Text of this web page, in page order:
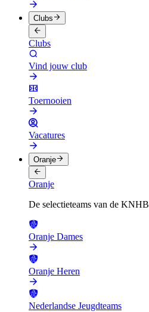
Clubs
Clubs
Vind jouw club
Toernooien
Vacatures
Oranje
Oranje
De selectieteams van de KNHB
Oranje Dames
Oranje Heren
Nederlandse Jeugdteams